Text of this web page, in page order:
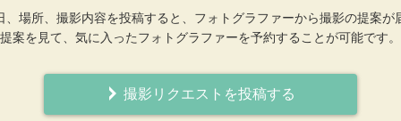
、場所、撮影内容を投稿すると、フォトグラファーから撮影の提案が
提案を見て、気に入ったフォトグラファーを予約することが可能です。
撮影リクエストを投稿する